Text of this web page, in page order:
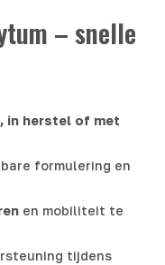
– snelle
in herstel of met
formulering en
en mobiliteit te
tijdens